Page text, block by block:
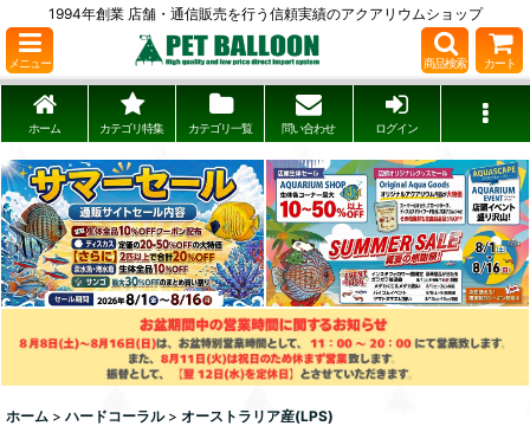
1994年創業 店舗・通信販売を行う信頼実績のアクアリウムショップ
メニュー 商品検索 カート
ホーム カテゴリ特集 カテゴリ一覧 問い合わせ ログイン
ホーム > ハードコーラル > オーストラリア産(LPS)